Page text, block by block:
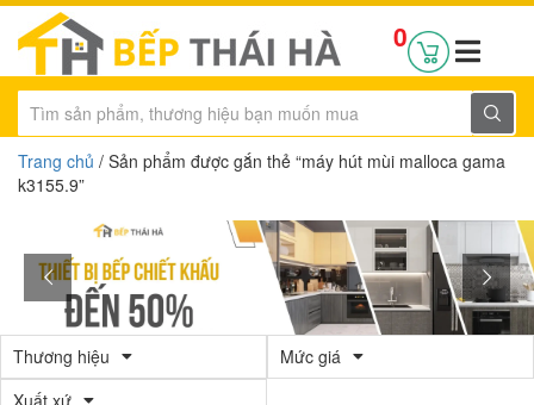
0
Trang chủ / Sản phẩm được gắn thẻ “máy hút mùi malloca gama
k3155.9”
Thương hiệu
Mức giá
Xuất xứ